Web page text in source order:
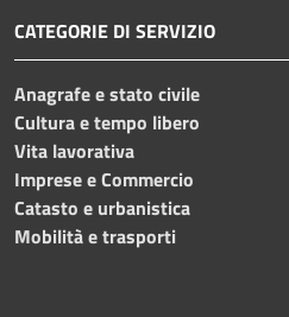
CATEGORIE DI SERVIZIO
Anagrafe e stato civile
Cultura e tempo libero
Vita lavorativa
Imprese e Commercio
Catasto e urbanistica
Mobilità e trasporti